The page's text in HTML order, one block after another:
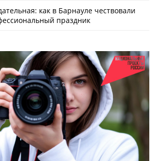
как в Барнауле чествовали
праздник